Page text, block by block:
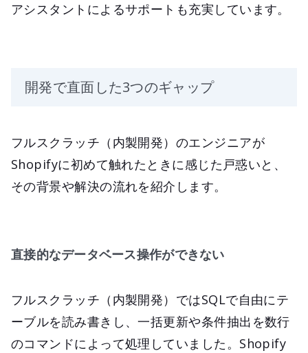
アシスタントによるサポートも充実しています。
開発で直面した3つのギャップ
フルスクラッチ（内製開発）のエンジニアが
Shopifyに初めて触れたときに感じた戸惑いと、
その背景や解決の流れを紹介します。
直接的なデータベース操作ができない
フルスクラッチ（内製開発）ではSQLで自由にテ
ーブルを読み書きし、一括更新や条件抽出を数行
のコマンドによって処理していました。Shopify